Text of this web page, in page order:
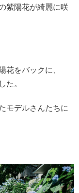
紫陽花が綺麗に咲
花をバックに、
た。
モデルさんたちに